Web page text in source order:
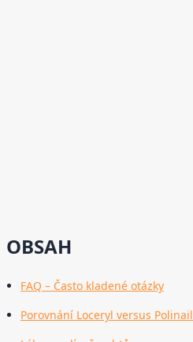
OBSAH
FAQ – Často kladené otázky
Porovnání Loceryl versus Polinail